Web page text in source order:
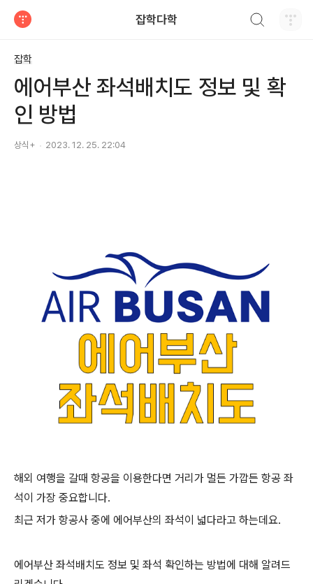
잡학다학
잡학
에어부산 좌석배치도 정보 및 확
인 방법
상식+ 2023. 12. 25. 22:04
해외 여행을 갈때 항공을 이용한다면 거리가 멀든 가깝든 항공 좌
석이 가장 중요합니다.
최근 저가 항공사 중에 에어부산의 좌석이 넓다라고 하는데요.
에어부산 좌석배치도 정보 및 좌석 확인하는 방법에 대해 알려드